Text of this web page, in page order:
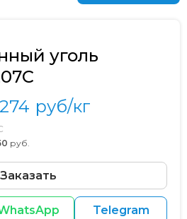
уголь
руб/кг
руб.
Заказать
Telegram